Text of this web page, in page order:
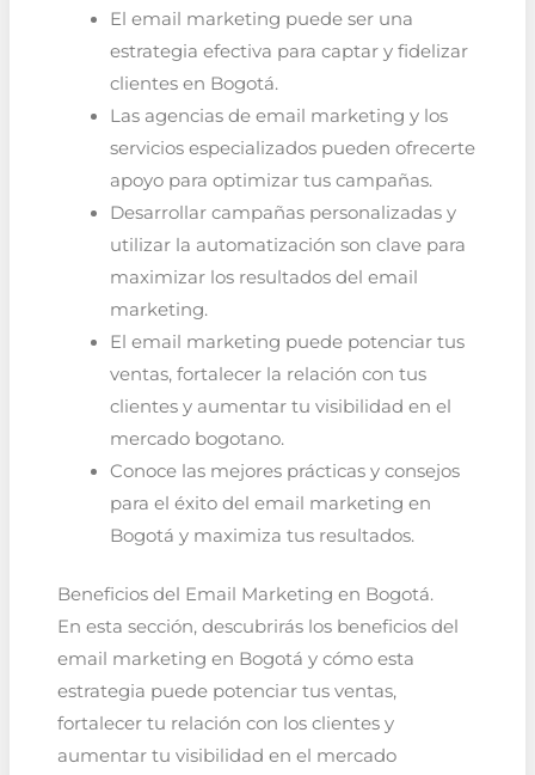
El email marketing puede ser una
estrategia efectiva para captar y fidelizar
clientes en Bogotá.
Las agencias de email marketing y los
servicios especializados pueden ofrecerte
apoyo para optimizar tus campañas.
Desarrollar campañas personalizadas y
utilizar la automatización son clave para
maximizar los resultados del email
marketing.
El email marketing puede potenciar tus
ventas, fortalecer la relación con tus
clientes y aumentar tu visibilidad en el
mercado bogotano.
Conoce las mejores prácticas y consejos
para el éxito del email marketing en
Bogotá y maximiza tus resultados.
Beneficios del Email Marketing en Bogotá.
En esta sección, descubrirás los beneficios del
email marketing en Bogotá y cómo esta
estrategia puede potenciar tus ventas,
fortalecer tu relación con los clientes y
aumentar tu visibilidad en el mercado